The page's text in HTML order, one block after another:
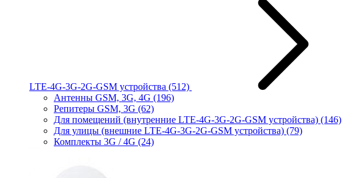
LTE-4G-3G-2G-GSM устройства (512)
Антенны GSM, 3G, 4G (196)
Репитеры GSM, 3G (62)
Для помещений (внутренние LTE-4G-3G-2G-GSM устройства) (146)
Для улицы (внешние LTE-4G-3G-2G-GSM устройства) (79)
Комплекты 3G / 4G (24)